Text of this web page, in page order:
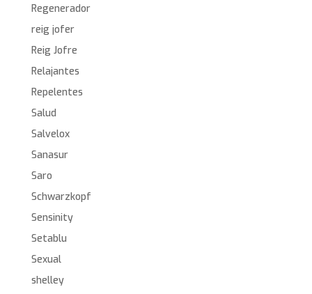
Regenerador
reig jofer
Reig Jofre
Relajantes
Repelentes
Salud
Salvelox
Sanasur
Saro
Schwarzkopf
Sensinity
Setablu
Sexual
shelley